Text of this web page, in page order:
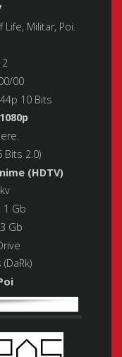
Life, Militar, Poi.
00
10 Bits
Bits 2.0)
(HDTV)
1 Gb
Gb